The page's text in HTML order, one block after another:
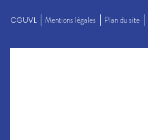
CGUVL Mentions légales Plan du site